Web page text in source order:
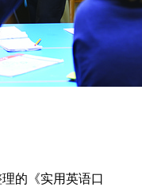
的《实用英语口